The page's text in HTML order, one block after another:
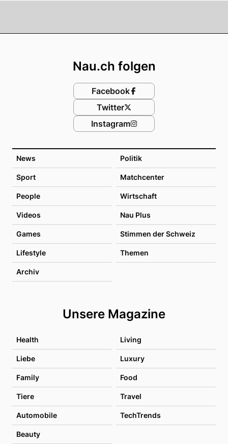
News Politik
Sport Matchcenter
People Wirtschaft
Videos Nau Plus
Games Stimmen der Schweiz
Lifestyle Themen
Archiv
Unsere Magazine
Health Living
Liebe Luxury
Family Food
Tiere Travel
Automobile TechTrends
Beauty
Nau.ch folgen
Facebook
Twitter
Instagram